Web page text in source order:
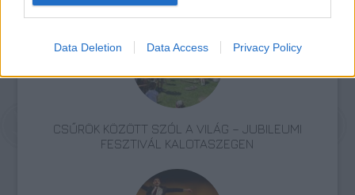
Data Deletion Data Access Privacy Policy
CSŰRÖK KÖZÖTT SZÓL A VILÁG – JUBILEUMI
FESZTIVÁL KALOTASZEGEN